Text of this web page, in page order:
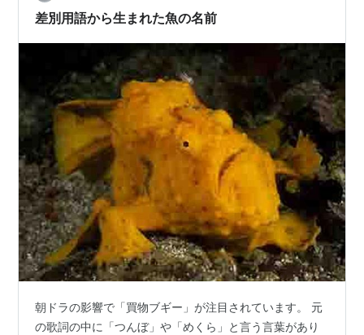
差別用語から生まれた魚の名前
朝ドラの影響で「買物ブギー」が注目されています。 元
の歌詞の中に「つんぼ」や「めくら」と言う言葉があり